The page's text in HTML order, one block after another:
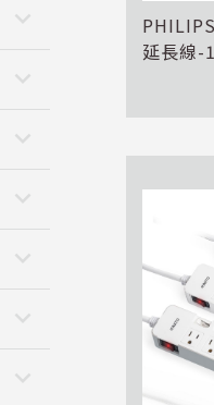
keyboard_arrow_down
keyboard_arrow_down
keyboard_arrow_down
keyboard_arrow_down
keyboard_arrow_down
keyboard_arrow_down
keyboard_arrow_down
延長線-